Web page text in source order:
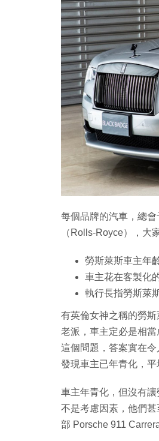
每個品牌的汽車，總
（Rolls-Royce），大
勞斯萊斯車主年
車主花在客製化
執行長指勞斯萊
有英倫女神之稱的勞
老派，車主定必是相
這個問題，答案實在
發現車主已年青化，平
車主年青化，但沒有
不是考慮因素，他們
部 Porsche 911 Carrera